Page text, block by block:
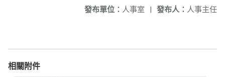
發布人： 人事主任
發布單位： 人事室 |
相關附件